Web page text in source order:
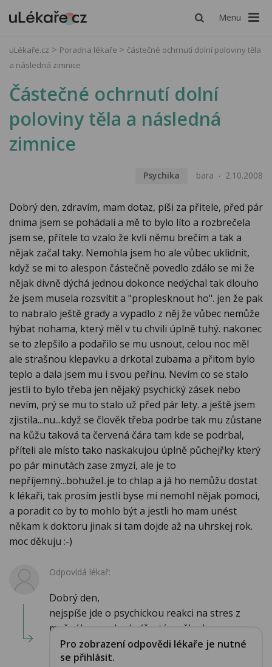
Menu
uLékaře.cz Poradna lékaře
částečné ochrnutí dolní poloviny těla
a následná zimnice
Částečné ochrnutí dolní
poloviny těla a následná
zimnice
Psychika bara 2.10.2008
Dobrý den, zdravím, mam dotaz, píši za přitele, před pár
dnima jsem se pohádali a mě to bylo líto a rozbrečela
jsem se, přítele to vzalo že kvli němu brečím a tak a
nějak začal taky. Nemohla jsem ho ale vůbec uklidnit,
když se mi to alespon částečně povedlo zdálo se mi že
nějak divně dýchá jednou dokonce nedýchal tak dlouho
že jsem musela rozsvítit a "proplesknout ho". jen že pak
to nabralo ještě grady a vypadlo z něj že vůbec nemůže
hýbat nohama, který měl v tu chvili úplně tuhý. nakonec
se to zlepšilo a podařilo se mu usnout, celou noc měl
ale strašnou klepavku a drkotal zubama a přitom bylo
teplo a dala jsem mu i svou peřinu. Nevím co se stalo
jestli to bylo třeba jen nějaký psychický zásek nebo
nevím, prý se mu to stalo už před pár lety. a ještě jsem
zjistila...nu...když se člověk třeba podrbe tak mu zůstane
na kůžu taková ta červená čára tam kde se podrbal,
příteli ale místo tako naskakujou úplně půchejřky který
po pár minutách zase zmyzí, ale je to
nepříjemný...bohužel..je to chlap a já ho nemůžu dostat
k lékaři, tak prosím jestli byse mi nemohl nějak pomoci,
a poradit co by to mohlo být a jestli ho mam unést
někam k doktoru jinak si tam dojde až na uhrskej rok.
moc děkuju :-)
Odpovídá lékař:
Dobrý den,
nejspíše jde o psychickou reakci na stres z
možného rozchodu (časté myšlenky po ...
Pro zobrazení odpovědi lékaře je nutné
se přihlásit.